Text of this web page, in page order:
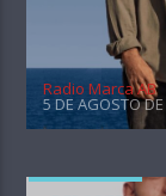
Radio Marca AB
5 DE AGOSTO